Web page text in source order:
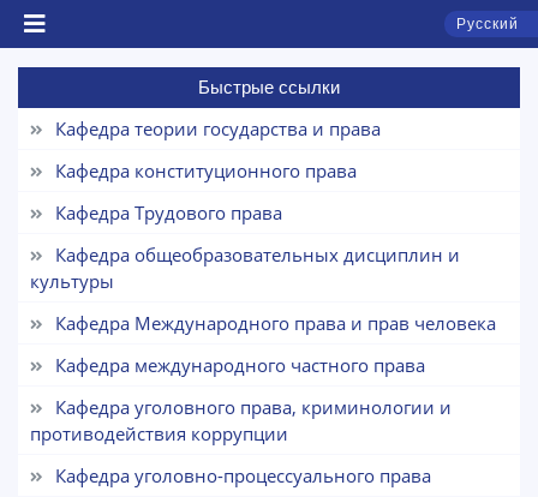
Русский
Быстрые ссылки
Кафедра теории государства и права
Кафедра конституционного права
Кафедра Трудового права
Кафедра общеобразовательных дисциплин и
культуры
Кафедра Международного права и прав человека
Кафедра международного частного права
Кафедра уголовного права, криминологии и
противодействия коррупции
Кафедра уголовно-процессуального права
Чат приёмной комиссии ТГЮУ
Онлайн
Здравствуйте! Добро пожаловать в чат приёмной
комиссии ТГЮУ.
Оставляйте здесь свои обращения по